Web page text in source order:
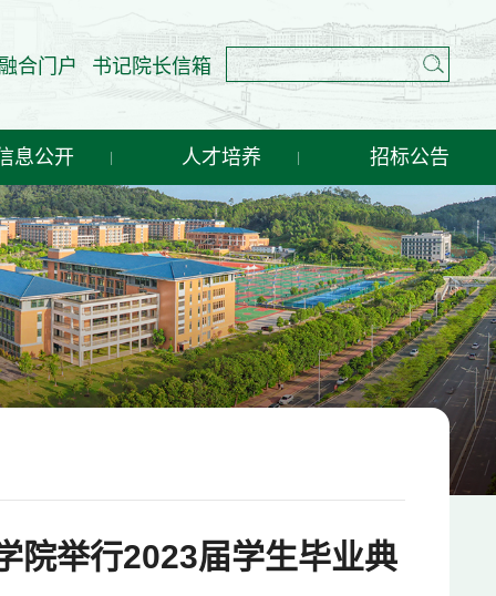
合门户 书记院长信箱
息公开 人才培养 招标公告
院举行2023届学生毕业典